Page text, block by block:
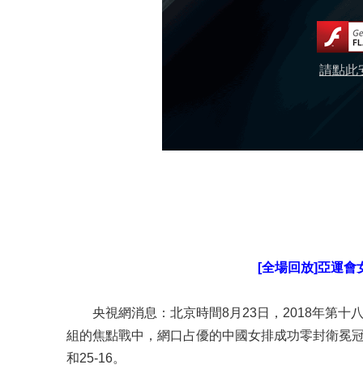
請點此
[全場回放]亞運會
央視網消息：北京時間8月23日，2018年第十
組的焦點戰中，網口占優的中國女排成功零封衛冕
和25-16。